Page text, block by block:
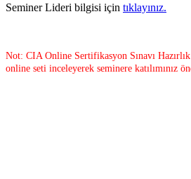
Seminer Lideri bilgisi için tıklayınız.
Not: CIA Online Sertifikasyon Sınavı
online seti inceleyerek seminere katılımınız